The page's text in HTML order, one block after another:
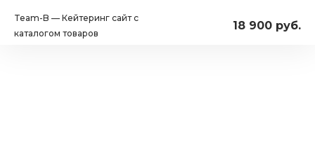
Team-B — Кейтеринг сайт с
каталогом товаров
18 900 руб.